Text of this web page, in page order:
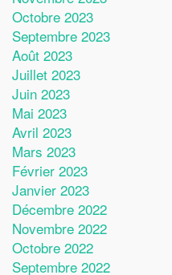
Octobre 2023
Septembre 2023
Août 2023
Juillet 2023
Juin 2023
Mai 2023
Avril 2023
Mars 2023
Février 2023
Janvier 2023
Décembre 2022
Novembre 2022
Octobre 2022
Septembre 2022